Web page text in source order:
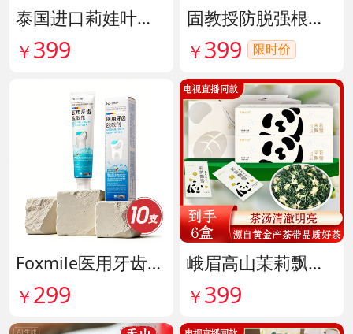
泰国进口莉娃叶黄素精华护眼液 货号142036
￥ 399
固教授防脱强根健发精华液 货号141187
￥ 399 限时价
Foxmile医用牙齿脱敏剂 货号141702
￥ 299
峨眉高山茉莉飘雪铂金熊猫礼盒限量版 货号141997
￥ 399